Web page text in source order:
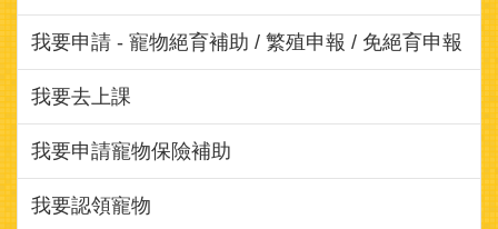
我要申請 - 寵物絕育補助 / 繁殖申報 / 免絕育申報
我要去上課
我要申請寵物保險補助
我要認領寵物